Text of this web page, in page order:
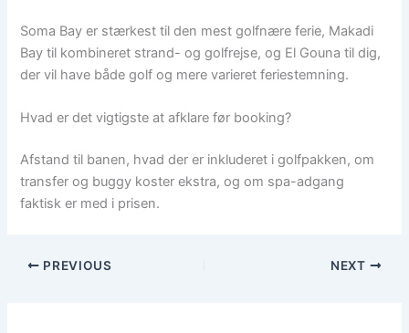
Soma Bay er stærkest til den mest golfnære ferie, Makadi
Bay til kombineret strand- og golfrejse, og El Gouna til dig,
der vil have både golf og mere varieret feriestemning.
Hvad er det vigtigste at afklare før booking?
Afstand til banen, hvad der er inkluderet i golfpakken, om
transfer og buggy koster ekstra, og om spa-adgang
faktisk er med i prisen.
PREVIOUS NEXT